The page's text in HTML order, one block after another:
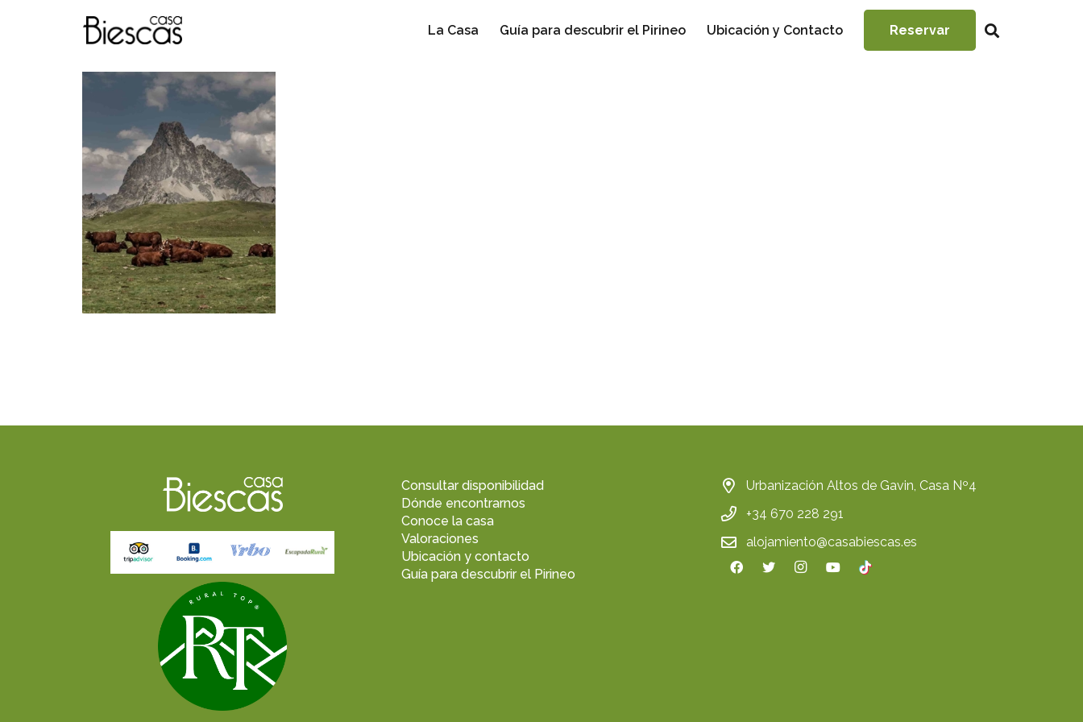
La Casa Guía para descubrir el Pirineo Ubicación y Contacto Reservar
Consultar disponibilidad
Dónde encontrarnos
Conoce la casa
Valoraciones
Ubicación y contacto
Guía para descubrir el Pirineo
Urbanización Altos de Gavin, Casa Nº4
+34 670 228 291
alojamiento@casabiescas.es